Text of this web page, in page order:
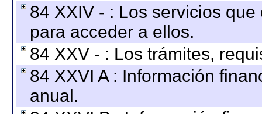
84 XXIV - : Los servicios
para acceder a ellos.
84 XXV - : Los trámites,
84 XXVI A : Información
anual.